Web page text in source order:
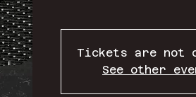
Tickets are not
See other